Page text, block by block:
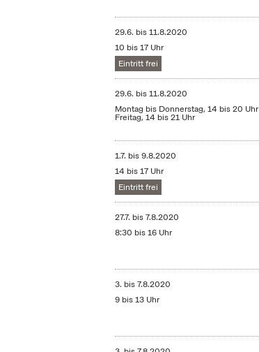
29.6. bis11.8.2020
10 bis 17 Uhr
Eintritt frei
29.6. bis11.8.2020
Montag bis Donnerstag, 14 bis 20 Uhr
Freitag, 14 bis 21 Uhr
1.7. bis9.8.2020
14 bis 17 Uhr
Eintritt frei
27.7. bis7.8.2020
8:30 bis 16 Uhr
3. bis7.8.2020
9 bis 13 Uhr